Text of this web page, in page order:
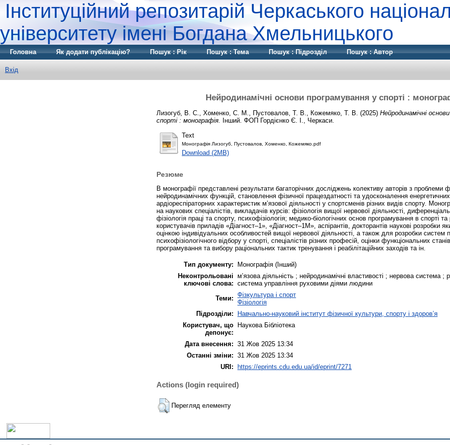
Інституційний репозитарій Черкаського
університету імені Богдана Хмельницького
Головна Як додати публікацію? Пошук : Рік Пошук : Тема Пошук : Підрозділ Пошук : Автор
Вхід
Нейродинамічні основи програмування у спорті :
Лизогуб, В. С. Хоменко, С. М. Пустовалов, Т. В. Кожемяко, Т. В. (2025) Нейродинамічні
спорті : монографія. Інший. ФОП Гордієнко Є. І., Черкаси.
Text
Монографія Лизогуб, Пустовалов, Хоменко, Кожемяко.pdf
Download (2MB)
Резюме
В монографії представлені результати багаторічних досліджень колективу авторів з проблеми
нейродинамічних функцій, становлення фізичної працездатності та удосконалення енергетичних,
ардіореспіраторних характеристик м’язової діяльності у спортсменів різних видів спорту.
на наукових спеціалістів, викладачів курсів: фізіологія вищої нервової діяльності,
фізіологія праці та спорту, психофізіологія; медико-біологічних основ програмування в спорті та
користувачів приладів «Діагност–1», «Діагност–1М», аспірантів, докторантів наукові розробки
оцінкою індивідуальних особливостей вищої нервової діяльності, а також для розробки систем
психофізіологічного відбору у спорті, спеціалістів різних професій, оцінки функціональних
програмування та вибору раціональних тактик тренування і реабілітаційних заходів та ін.
Тип документу:
Монографія (Інший)
Неконтрольовані
ключові слова:
м’язова діяльність ; нейродинамічні властивості ; нервова система
система управління руховими діями людини
Теми: Фізкультура і спорт
Фізіологія
Підрозділи:
Навчально-науковий інститут фізичної культури, спорту і здоров’я
Користувач, що
депонує:
Наукова Бібліотека
Дата внесення: 31 Жов 2025 13:34
Останні зміни: 31 Жов 2025 13:34
URI: https://eprints.cdu.edu.ua/id/eprint/7271
Actions (login required)
Перегляд елементу